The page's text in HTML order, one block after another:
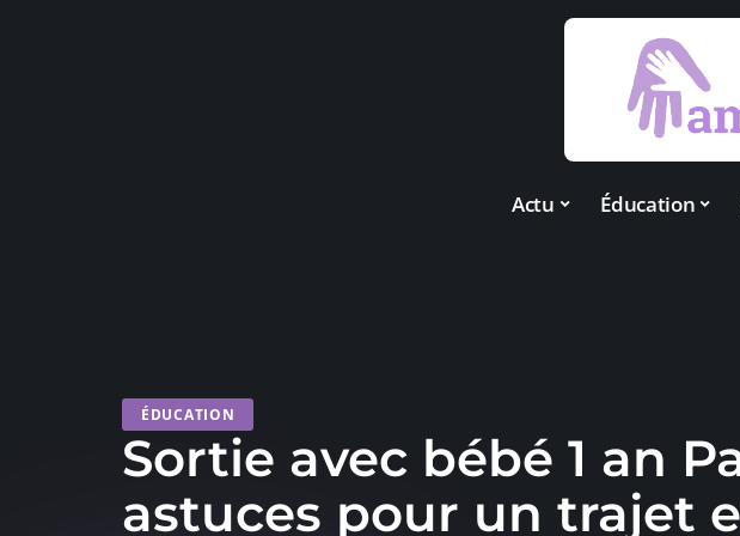
Actu Éducation
ÉDUCATION
Sortie avec bébé 1 an
astuces pour un trajet